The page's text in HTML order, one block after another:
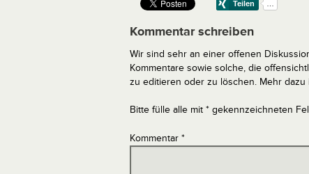
Kommentar schreiben
Wir sind sehr an einer offenen
Kommentare sowie solche, die
zu editieren oder zu löschen. Mehr dazu
Bitte fülle alle mit * gekennzeichneten
Kommentar *